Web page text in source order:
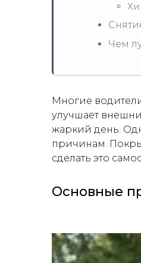
Чем
Многие
улучшает
жаркий день.
причинам.
сделать это
Основные